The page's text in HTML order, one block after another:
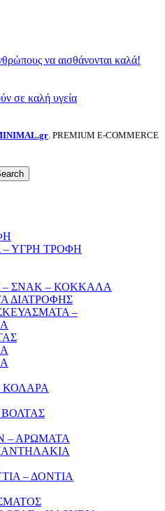
να αισθάνονται καλά!
σε καλή υγεία
. PREMIUM E-COMMERCE
ΥΓΡΗ ΤΡΟΦΗ
– ΣΝΑΚ – ΚΟΚΚΑΛΑ
ΔΙΑΤΡΟΦΗΣ
–
ΚΟΛΑΡΑ
– ΑΡΩΜΑΤΑ
– ΔΟΝΤΙΑ